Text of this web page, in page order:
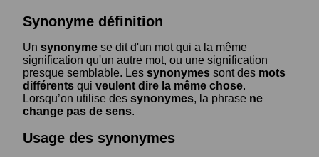
Synonyme définition
Un synonyme se dit d'un mot qui a la même
signification qu'un autre mot, ou une signification
presque semblable. Les synonymes sont des mots
différents qui veulent dire la même chose.
Lorsqu’on utilise des synonymes, la phrase ne
change pas de sens.
Usage des synonymes